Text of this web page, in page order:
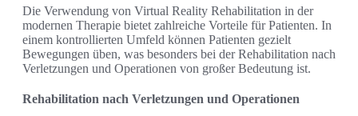
Die Verwendung von Virtual Reality Rehabilitation in der
modernen Therapie bietet zahlreiche Vorteile für Patienten. In
einem kontrollierten Umfeld können Patienten gezielt
Bewegungen üben, was besonders bei der Rehabilitation nach
Verletzungen und Operationen von großer Bedeutung ist.
Rehabilitation nach Verletzungen und Operationen